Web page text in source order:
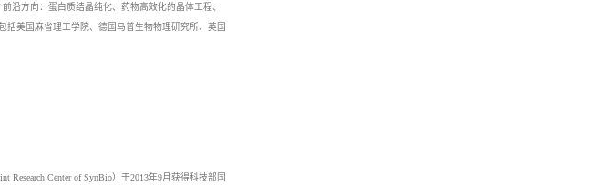
沿方向：蛋白质结晶纯化、药物高效化的晶体工程、
括美国麻省理工学院、德国马普生物物理研究所、英国
Research Center of SynBio）于2013年9月获得科技部国